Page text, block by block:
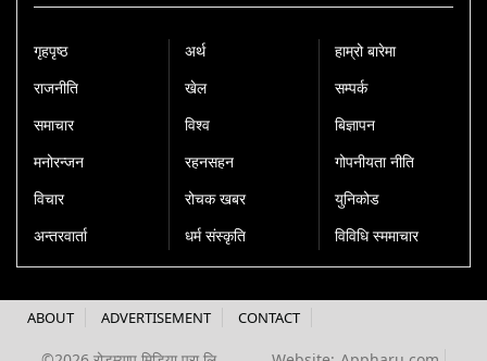
गृहपृष्‍ठ
राजनीति
समाचार
मनोरन्जन
विचार
अन्तरवार्ता
अर्थ
खेल
विश्व
रहनसहन
रोचक खबर
धर्म संस्कृति
हाम्रो बारेमा
सम्पर्क
बिज्ञापन
गोपनीयता नीति
युनिकोड
विविधि स्ममाचार
ABOUT ADVERTISEMENT CONTACT